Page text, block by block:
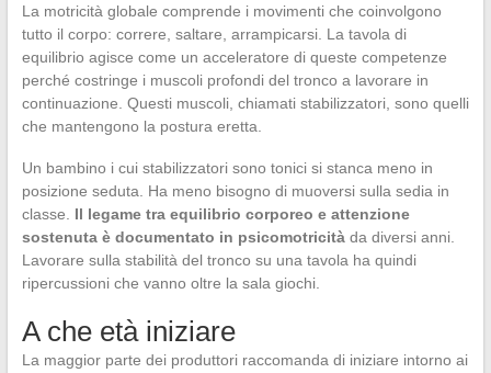
La motricità globale comprende i movimenti che coinvolgono
tutto il corpo: correre, saltare, arrampicarsi. La tavola di
equilibrio agisce come un acceleratore di queste competenze
perché costringe i muscoli profondi del tronco a lavorare in
continuazione. Questi muscoli, chiamati stabilizzatori, sono quelli
che mantengono la postura eretta.
Un bambino i cui stabilizzatori sono tonici si stanca meno in
posizione seduta. Ha meno bisogno di muoversi sulla sedia in
classe. Il legame tra equilibrio corporeo e attenzione
sostenuta è documentato in psicomotricitàda diversi anni.
Lavorare sulla stabilità del tronco su una tavola ha quindi
ripercussioni che vanno oltre la sala giochi.
A che età iniziare
La maggior parte dei produttori raccomanda di iniziare intorno ai